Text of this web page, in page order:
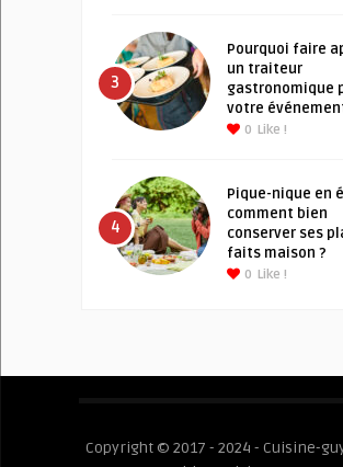
3
Pourquoi faire
un traiteur
gastronomique
votre
0 Like !
4
Pique-nique en
comment bien
conserver ses
faits maison ?
0 Like !
Copyright © 2017 - 2024 - Cuisine-